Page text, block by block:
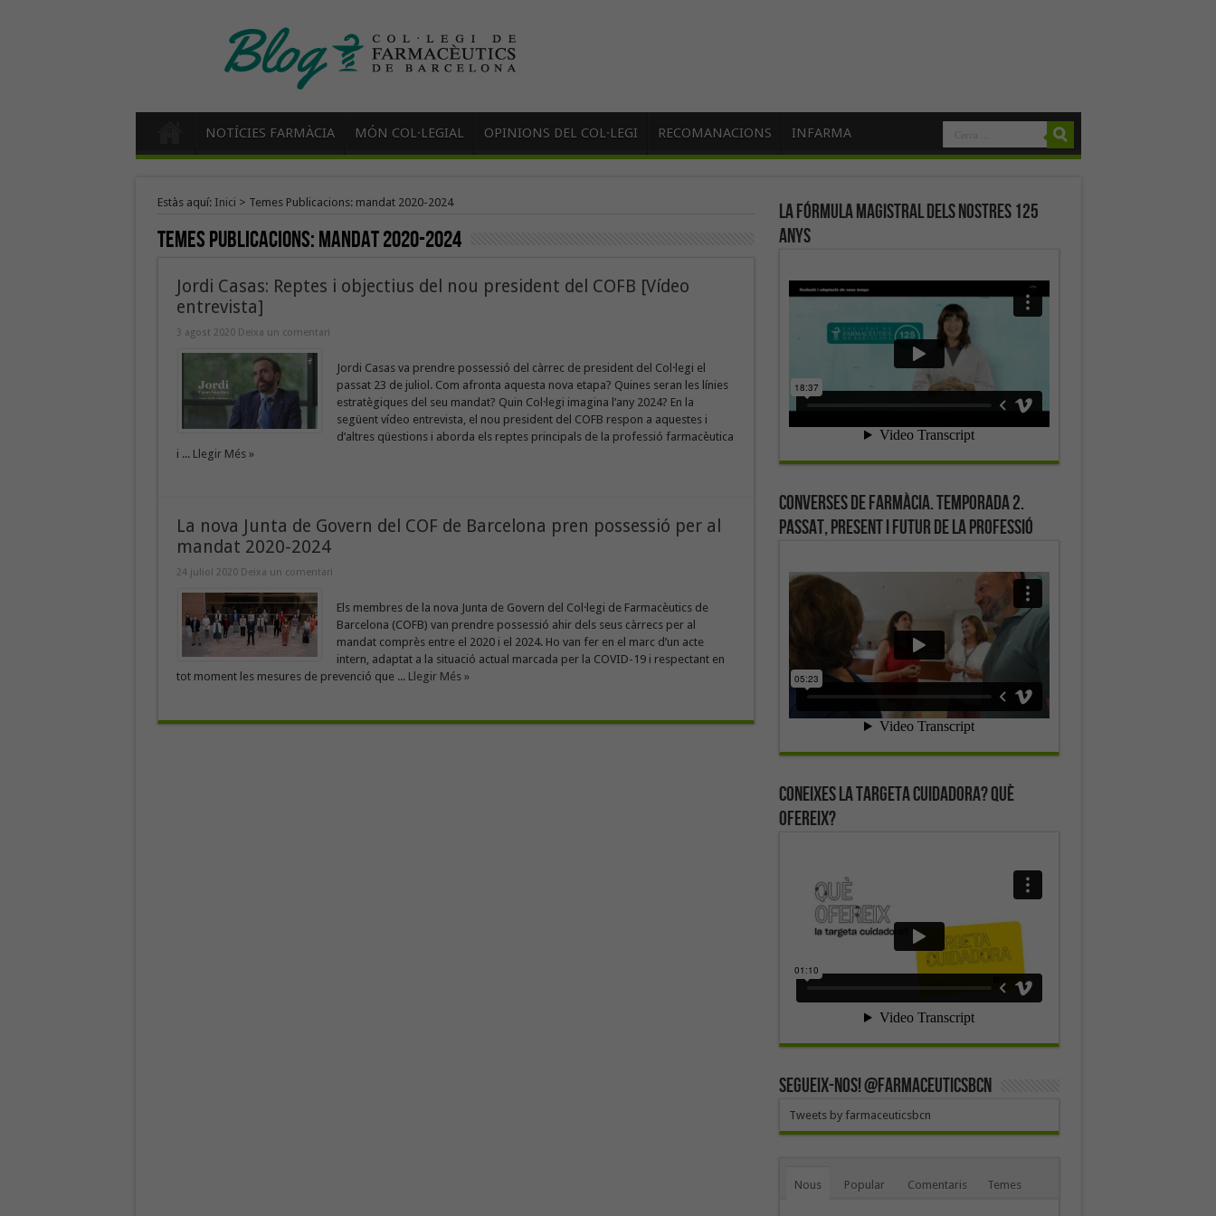
NOTÍCIES FARMÀCIA MÓN COL·LEGIAL OPINIONS DEL COL·LEGI RECOMANACIONS INFARMA
Estàs aquí: Inici > Temes Publicacions: mandat 2020-2024
Temes Publicacions:mandat 2020-2024
Jordi Casas: Reptes i objectius del nou president del COFB [Vídeo
entrevista]
3 agost 2020 Deixa un comentari
Jordi Casas va prendre possessió del càrrec de president del Col·legi el
passat 23 de juliol. Com afronta aquesta nova etapa? Quines seran les línies
estratègiques del seu mandat? Quin Col·legi imagina l’any 2024? En la
següent vídeo entrevista, el nou president del COFB respon a aquestes i
d’altres qüestions i aborda els reptes principals de la professió farmacèutica
i ... Llegir Més »
La nova Junta de Govern del COF de Barcelona pren possessió per al
mandat 2020-2024
24 juliol 2020 Deixa un comentari
Els membres de la nova Junta de Govern del Col·legi de Farmacèutics de
Barcelona (COFB) van prendre possessió ahir dels seus càrrecs per al
mandat comprès entre el 2020 i el 2024. Ho van fer en el marc d’un acte
intern, adaptat a la situació actual marcada per la COVID-19 i respectant en
tot moment les mesures de prevenció que ... Llegir Més »
La fórmula magistral dels nostres 125
anys
Converses de farmàcia. Temporada 2.
Passat, present i futur de la professió
Coneixes la targeta cuidadora? Què
ofereix?
SEGUEIX-NOS! @farmaceuticsbcn
Tweets by farmaceuticsbcn
Nous Popular Comentaris Temes